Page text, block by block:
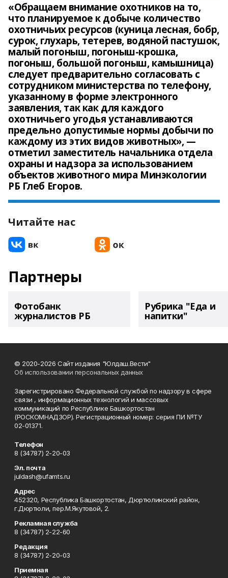
«Обращаем внимание охотников на то,
что планируемое к добыче количество
охотничьих ресурсов (куница лесная, бобр,
сурок, глухарь, тетерев, водяной пастушок,
малый погоныш, погоныш-крошка,
погоныш, большой погоныш, камышница)
следует предварительно согласовать с
сотрудником министерства по телефону,
указанному в форме электронного
заявления, так как для каждого
охотничьего угодья устанавливаются
предельно допустимые нормы добычи по
каждому из этих видов животных», —
отметил заместитель начальника отдела
охраны и надзора за использованием
объектов животного мира Минэкологии
РБ Глеб Егоров.
Читайте нас
Партнеры
Фотобанк
журналистов РБ
Рубрика "Еда и
напитки"
© 2020-2026 Сайт издания "Юлдаш.Вести"
Об использовании персональных данных
Зарегистрировано Федеральной службой по надзору в сфере
связи , информационных технологий и массовых
коммуникаций по Республике Башкортостан
(РОСКОМНАДЗОР). Регистрационный номер: серия ПИ №ТУ
02-01371.
Телефон
8 (34787) 2-20-03
Эл. почта
juldash@ufamts.ru
Адрес
452320, Республика Башкортостан, Дюртюлинский район,
г.Дюртюли, пер.М.Якутовой, 2.
Рекламная служба
8 (34787) 2-22-60
Редакция
8 (34787) 2-20-03
Приемная